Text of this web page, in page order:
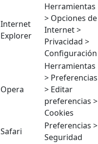
Internet
Explorer
Herramientas
> Opciones de
Internet >
Privacidad >
Configuración
Opera
Herramientas
> Preferencias
> Editar
preferencias >
Cookies
Safari
Preferencias >
Seguridad